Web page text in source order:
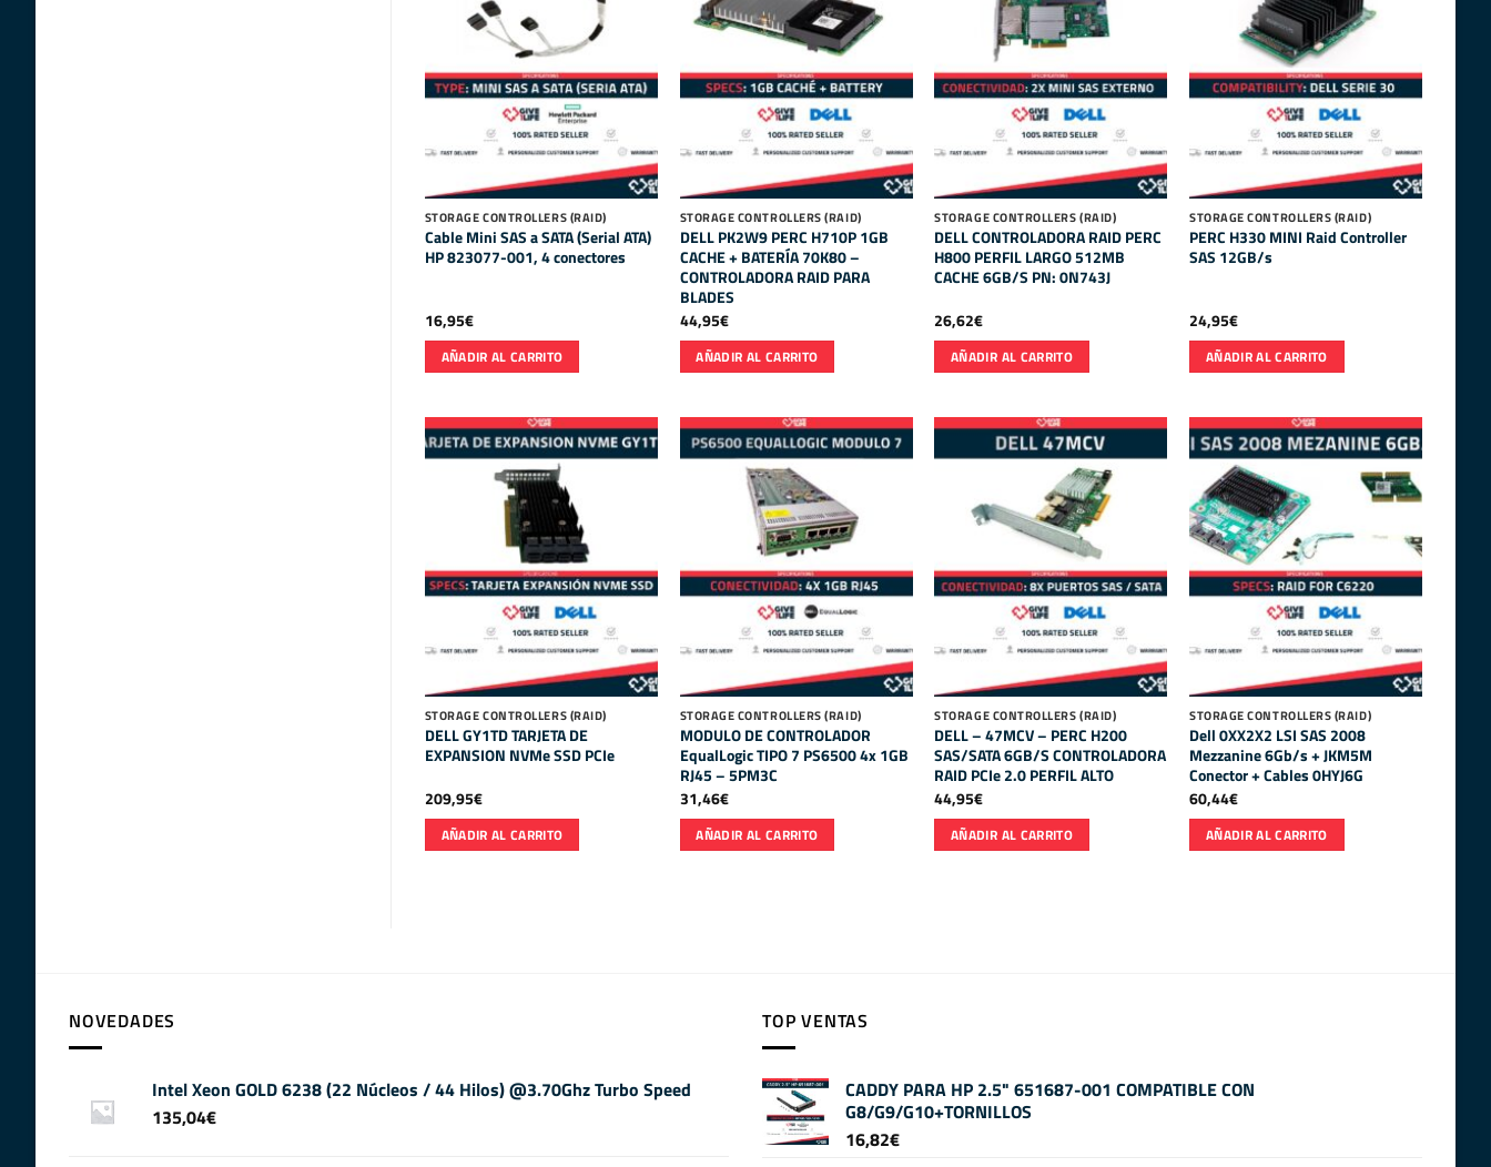
STORAGE CONTROLLERS (RAID)
Cable Mini SAS a SATA (Serial ATA)
HP 823077-001, 4 conectores
16,95€
AÑADIR AL CARRITO
STORAGE CONTROLLERS (RAID)
DELL PK2W9 PERC H710P 1GB
CACHE + BATERÍA 70K80 –
CONTROLADORA RAID PARA
BLADES
44,95€
AÑADIR AL CARRITO
STORAGE CONTROLLERS (RAID)
DELL CONTROLADORA RAID PERC
H800 PERFIL LARGO 512MB
CACHE 6GB/S PN: 0N743J
26,62€
AÑADIR AL CARRITO
STORAGE CONTROLLERS (RAID)
PERC H330 MINI Raid Controller
SAS 12GB/s
24,95€
AÑADIR AL CARRITO
STORAGE CONTROLLERS (RAID)
DELL GY1TD TARJETA DE
EXPANSION NVMe SSD PCIe
209,95€
AÑADIR AL CARRITO
STORAGE CONTROLLERS (RAID)
MODULO DE CONTROLADOR
EqualLogic TIPO 7 PS6500 4x 1GB
RJ45 – 5PM3C
31,46€
AÑADIR AL CARRITO
STORAGE CONTROLLERS (RAID)
DELL – 47MCV – PERC H200
SAS/SATA 6GB/S CONTROLADORA
RAID PCIe 2.0 PERFIL ALTO
44,95€
AÑADIR AL CARRITO
STORAGE CONTROLLERS (RAID)
Dell 0XX2X2 LSI SAS 2008
Mezzanine 6Gb/s + JKM5M
Conector + Cables 0HYJ6G
60,44€
AÑADIR AL CARRITO
NOVEDADES
Intel Xeon GOLD 6238 (22 Núcleos / 44 Hilos) @3.70Ghz Turbo Speed
135,04€
TOP VENTAS
CADDY PARA HP 2.5" 651687-001 COMPATIBLE CON
G8/G9/G10+TORNILLOS
16,82€